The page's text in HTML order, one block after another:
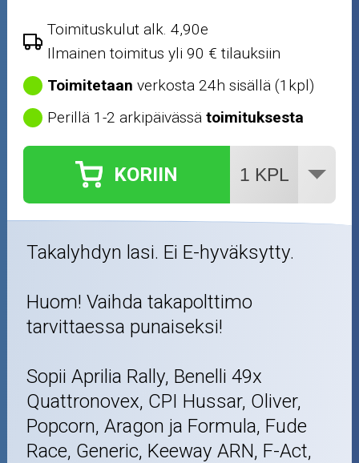
Toimituskulut alk. 4,90e
Ilmainen toimitus yli 90 € tilauksiin
Toimitetaan verkosta 24h sisällä (1kpl)
Perillä 1-2 arkipäivässätoimituksesta
KORIIN
Takalyhdyn lasi. Ei E-hyväksytty.
Huom! Vaihda takapolttimo
tarvittaessa punaiseksi!
Sopii Aprilia Rally, Benelli 49x
Quattronovex, CPI Hussar, Oliver,
Popcorn, Aragon ja Formula, Fude
Race, Generic, Keeway ARN, F-Act,